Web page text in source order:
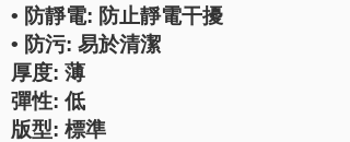
• 防靜電: 防止靜電干擾
• 防污: 易於清潔
厚度: 薄
彈性: 低
版型: 標準